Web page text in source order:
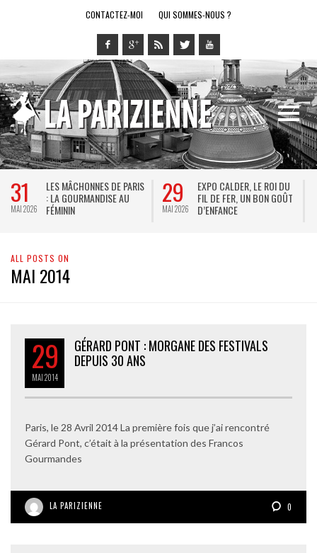
CONTACTEZ-MOI QUI SOMMES-NOUS ?
28
MAI 2026
LE RING DE KATHARSY, UN
SPECTACLE EN FORME DE
JEU VIDÉO !
14
MAI 2026
BREL ET LA DANSE AU
THÉÂTRE DE LA VILLE : DE
KEERSMAEKER SUBLIME
ALL POSTS ON
MAI 2014
29
MAI2014
GÉRARD PONT : MORGANE DES FESTIVALS
DEPUIS 30 ANS
Paris, le 28 Avril 2014 La première fois que j’ai rencontré
Gérard Pont, c’était à la présentation des Francos
Gourmandes
LA PARIZIENNE 0